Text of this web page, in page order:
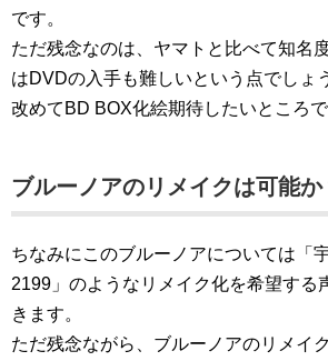
です。
ただ残念なのは、ヤマトと比べて知名
はDVDの入手も難しいという点でしょ
改めてBD BOX化絵期待したいところで
ブルーノアのリメイクは可能か
ちなみにこのブルーノアについては「
2199」のようなリメイク化を希望する
きます。
ただ残念ながら、ブルーノアのリメイ